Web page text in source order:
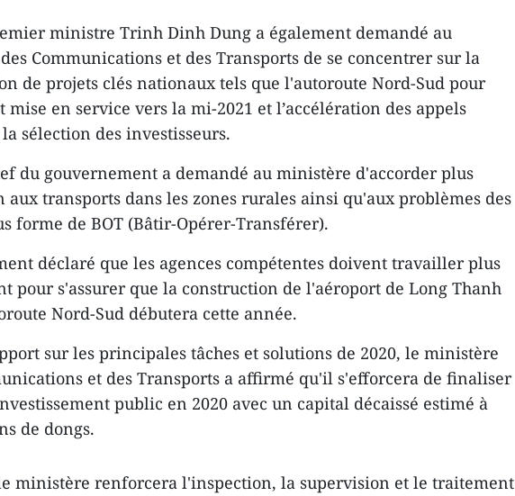
ministre Trinh Dinh Dung a également demandé au
Communications et des Transports de se concentrer sur la
de projets clés nationaux tels que l'autoroute Nord-Sud pour
mise en service vers la mi-2021 et l’accélération des appels
sélection des investisseurs.
du gouvernement a demandé au ministère d'accorder plus
aux transports dans les zones rurales ainsi qu'aux problèmes des
forme de BOT (Bâtir-Opérer-Transférer).
déclaré que les agences compétentes doivent travailler plus
pour s'assurer que la construction de l'aéroport de Long Thanh
Nord-Sud débutera cette année.
sur les principales tâches et solutions de 2020, le ministère
et des Transports a affirmé qu'il s'efforcera de finaliser
public en 2020 avec un capital décaissé estimé à
de dongs.
ministère renforcera l'inspection, la supervision et le traitement